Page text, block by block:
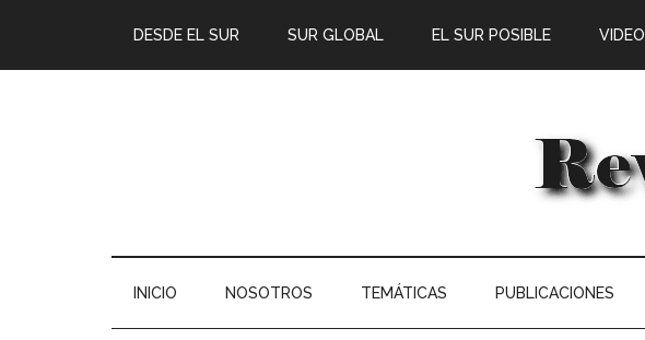
DESDE EL SUR SUR GLOBAL EL SUR POSIBLE VIDEO
INICIO NOSOTROS TEMÁTICAS PUBLICACIONES